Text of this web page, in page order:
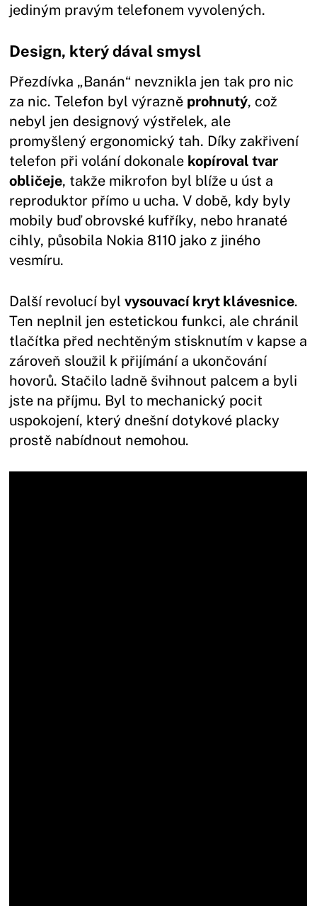
jediným pravým telefonem vyvolených.
Design, který dával smysl
Přezdívka „Banán“ nevznikla jen tak pro nic
za nic. Telefon byl výrazně prohnutý, což
nebyl jen designový výstřelek, ale
promyšlený ergonomický tah. Díky zakřivení
telefon při volání dokonale kopíroval tvar
obličeje, takže mikrofon byl blíže u úst a
reproduktor přímo u ucha. V době, kdy byly
mobily buď obrovské kufříky, nebo hranaté
cihly, působila Nokia 8110 jako z jiného
vesmíru.
Další revolucí bylvysouvací kryt klávesnice.
Ten neplnil jen estetickou funkci, ale chránil
tlačítka před nechtěným stisknutím v kapse a
zároveň sloužil k přijímání a ukončování
hovorů. Stačilo ladně švihnout palcem a byli
jste na příjmu. Byl to mechanický pocit
uspokojení, který dnešní dotykové placky
prostě nabídnout nemohou.